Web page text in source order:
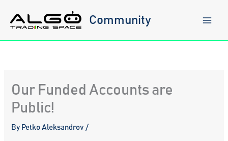
content
Community
Our Funded Accounts are
Public!
By Petko Aleksandrov/